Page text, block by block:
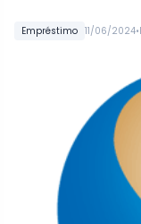
Empréstimo 11/06/2024•